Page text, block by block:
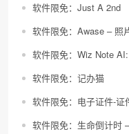
软件限免：Just A 2nd
软件限免：Awase – 照
软件限免：Wiz Note
软件限免：记办猫
软件限免：电子证件-证
软件限免：生命倒计时